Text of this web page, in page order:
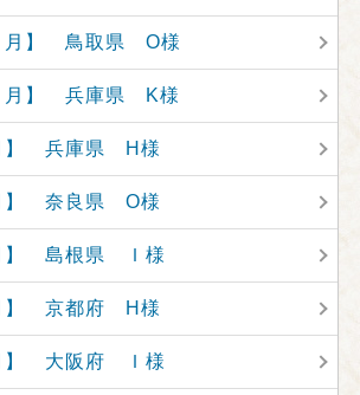
月】 鳥取県 O様
月】 兵庫県 K様
】 兵庫県 H様
】 奈良県 O様
】 島根県 Ｉ様
】 京都府 H様
】 大阪府 Ｉ様